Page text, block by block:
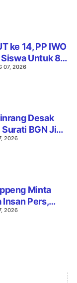
ke 14, PP IWO
Untuk 8
07, 2026
Desak
BGN Jika
MBG Tak
2026
Minta
Insan Pers,
2026